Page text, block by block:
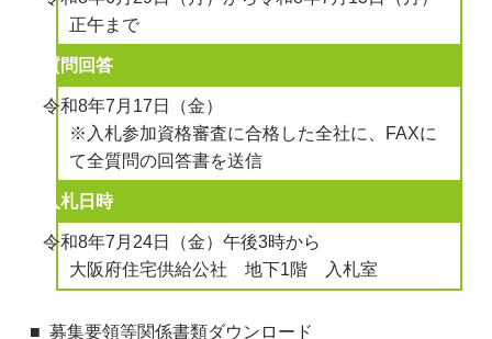
正午まで
質問回答
令和8年7月17日（金）
※入札参加資格審査に合格した全社に、FAXに
て全質問の回答書を送信
入札日時
令和8年7月24日（金）午後3時から
大阪府住宅供給公社 地下1階 入札室
募集要領等関係書類ダウンロード